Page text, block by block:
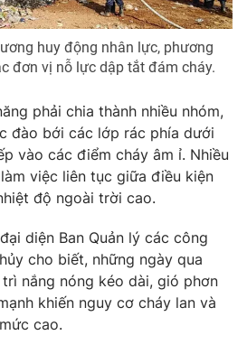
huy động nhân lực, phương
đơn vị nỗ lực dập tắt đám cháy.
phải chia thành nhiều nhóm,
đào bới các lớp rác phía dưới
vào các điểm cháy âm ỉ. Nhiều
việc liên tục giữa điều kiện
độ ngoài trời cao.
diện Ban Quản lý các công
cho biết, những ngày qua
nắng nóng kéo dài, gió phơn
khiến nguy cơ cháy lan và
cao.